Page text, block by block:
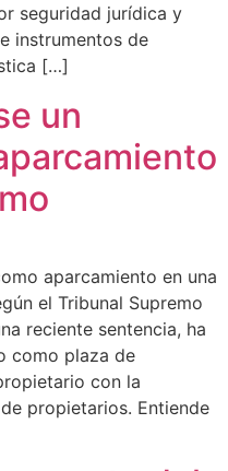
seguridad jurídica y
instrumentos de
[…]
un
aparcamiento en una
el Tribunal Supremo
reciente sentencia, ha
como plaza de
con la
propietarios. Entiende